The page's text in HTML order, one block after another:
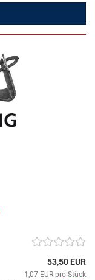
53,50 EUR
1,07 EUR pro Stück